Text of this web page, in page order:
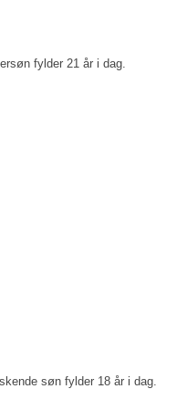
fylder 21 år i dag.
søn fylder 18 år i dag.